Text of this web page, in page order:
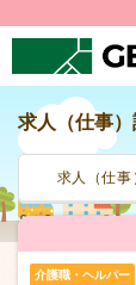
求人（仕事）
求人（仕事
介護職・ヘルパー